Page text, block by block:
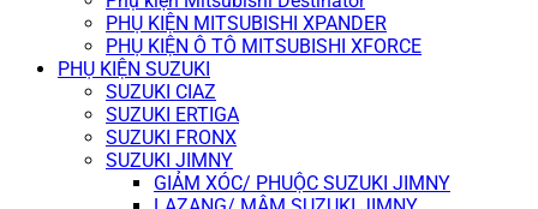
PHỤ KIỆN MITSUBISHI XPANDER
PHỤ KIỆN Ô TÔ MITSUBISHI XFORCE
PHỤ KIỆN SUZUKI
SUZUKI CIAZ
SUZUKI ERTIGA
SUZUKI FRONX
SUZUKI JIMNY
GIẢM XÓC/ PHUỘC SUZUKI JIMNY